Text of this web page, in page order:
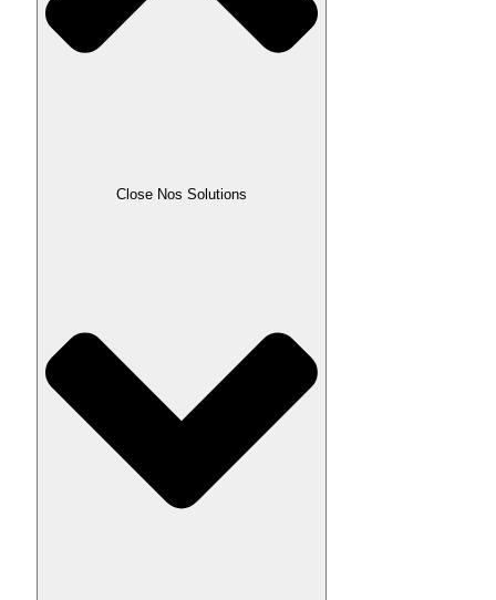
Close Nos Solutions